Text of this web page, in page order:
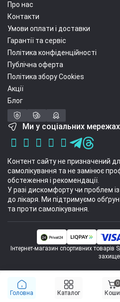
Головна Каталог
0
Про нас
Контакти
Умови оплати і доставки
Гарантії та сервіс
Політика конфіденційності
Публічна оферта
Політика збору Cookies
Акції
Блог
Ми у соціальних мережах
Контент сайту не призначений
самолікування та не замінює
обстеження і рекомендації.
У разі дискомфорту чи проблем
до лікаря. Ми підтримуємо
та проти самолікування.
Інтернет-магазин спортивних